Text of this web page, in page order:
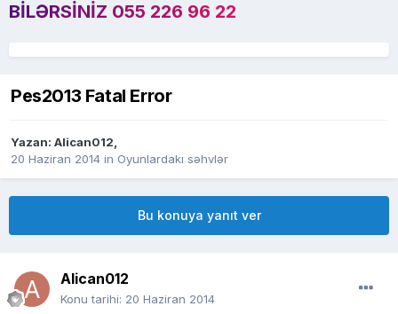
BILƏRSINIZ 055 226 96 22
Pes2013 Fatal Error
Yazan: Alican012,
20 Haziran 2014 in Oyunlardakı səhvlər
Bu konuya yanıt ver
Alican012
Konu tarihi: 20 Haziran 2014